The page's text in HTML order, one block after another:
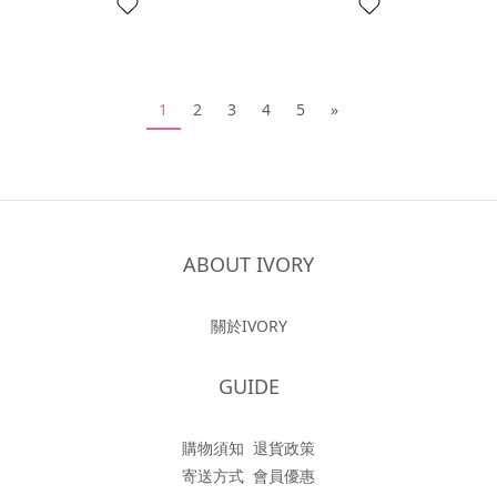
1 2 3 4 5 »
ABOUT IVORY
關於IVORY
GUIDE
購物須知 退貨政策
寄送方式 會員優惠